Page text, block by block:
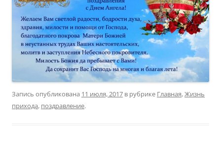
Запись опубликована 11 июля, 2017 в рубрике Главная,Жизнь
прихода, поздравление.